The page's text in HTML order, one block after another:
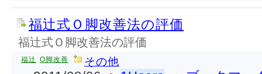
福辻式Ｏ脚改善法の評価
福辻式Ｏ脚改善法の評価
福辻 O脚改善 その他